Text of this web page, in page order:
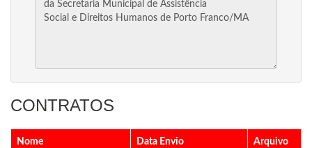
CONTRATOS
Nome Data Envio Arquivo